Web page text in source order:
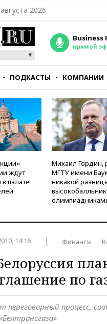
2026
Business
прямой
ПОДКАСТЫ КОМПАНИИ
ждут
палате
Михаил Гордин,
МГТУ имени
никакой
14:16 Финансы
по
переговорный процесс,